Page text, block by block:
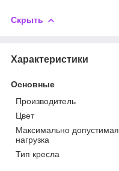
Скрыть
Характеристики
Основные
Производитель
Цвет
Максимально допустимая
нагрузка
Тип кресла